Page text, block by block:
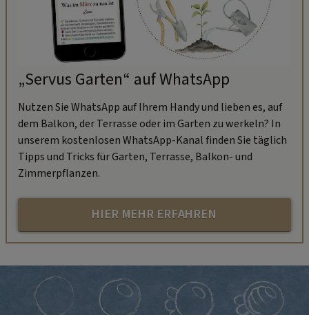
„Servus Garten“ auf WhatsApp
Nutzen Sie WhatsApp auf Ihrem Handy und lieben es, auf
dem Balkon, der Terrasse oder im Garten zu werkeln? In
unserem kostenlosen WhatsApp-Kanal finden Sie täglich
Tipps und Tricks für Garten, Terrasse, Balkon- und
Zimmerpflanzen.
HIER MEHR ERFAHREN